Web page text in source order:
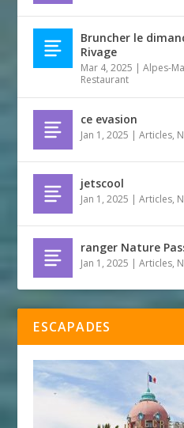
Bruncher le
Rivage
Mar 4, 2025 |Alpes-
Restaurant
ce evasion
Jan 1, 2025 |Articles,
jetscool
Jan 1, 2025 |Articles,
ranger Nature
Jan 1, 2025 |Articles,
ESCAPADES